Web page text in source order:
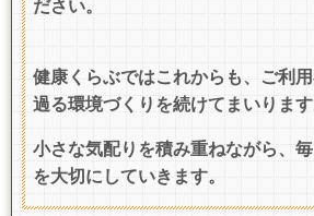
ださい。
健康くらぶではこれからも、ご利
過る環境づくりを続けてまいります
小さな気配りを積み重ねながら、毎
を大切にしていきます。